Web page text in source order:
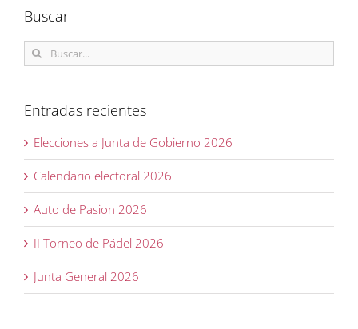
Buscar
Buscar:
Entradas recientes
Elecciones a Junta de Gobierno 2026
Calendario electoral 2026
Auto de Pasion 2026
II Torneo de Pádel 2026
Junta General 2026